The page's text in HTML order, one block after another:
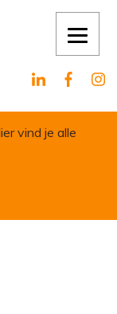
vind je alle